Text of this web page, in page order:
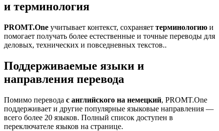
и терминология
PROMT.One учитывает контекст, сохраняет терминологию и
помогает получать более естественные и точные переводы для
деловых, технических и повседневных текстов..
Поддерживаемые языки и
направления перевода
Помимо перевода с английского на немецкий, PROMT.One
поддерживает и другие популярные языковые направления —
всего более 20 языков. Полный список доступен в
переключателе языков на странице.